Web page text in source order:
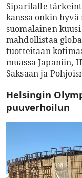
Siparilalle
kanssa onkin
suomalainen
mahdollistaa
tuotteitaan
muassa Japaniin,
Saksaan ja
Helsingin
puuverhoilun